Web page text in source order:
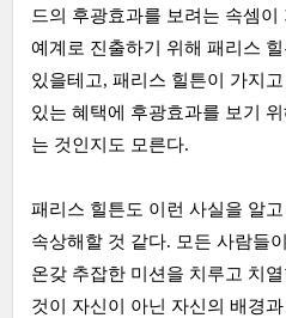
드의 후광효과를 보려는 속셈이
예계로 진출하기 위해 패리스
있을테고, 패리스 힐튼이 가지
있는 혜택에 후광효과를 보기
는 것인지도 모른다.
패리스 힐튼도 이런 사실을 알
속상해할 것 같다. 모든 사람들
온갖 추잡한 미션을 치루고 치
것이 자신이 아닌 자신의 배경